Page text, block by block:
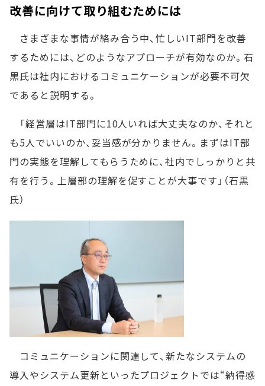
改善に向けて取り組むためには
さまざまな事情が絡み合う中、忙しいIT部門を改善
するためには、どのようなアプローチが有効なのか。石
黒氏は社内におけるコミュニケーションが必要不可欠
であると説明する。
「経営層はIT部門に10人いれば大丈夫なのか、それと
も5人でいいのか、妥当感が分かりません。まずはIT部
門の実態を理解してもらうために、社内でしっかりと共
有を行う。上層部の理解を促すことが大事です」（石黒
氏）
コミュニケーションに関連して、新たなシステムの
導入やシステム更新といったプロジェクトでは“納得感